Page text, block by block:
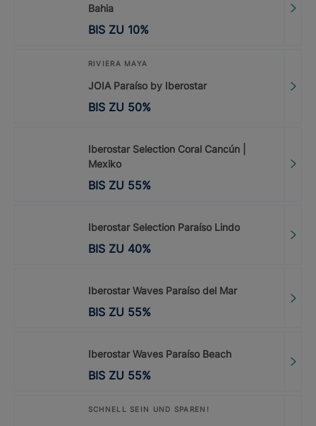
Bahia
BIS ZU 10%
RIVIERA MAYA
JOIA Paraíso by Iberostar
BIS ZU 50%
Iberostar Selection Coral Cancún |
Mexiko
BIS ZU 55%
Iberostar Selection Paraíso Lindo
BIS ZU 40%
Iberostar Waves Paraíso del Mar
BIS ZU 55%
Iberostar Waves Paraíso Beach
BIS ZU 55%
SCHNELL SEIN UND SPAREN!